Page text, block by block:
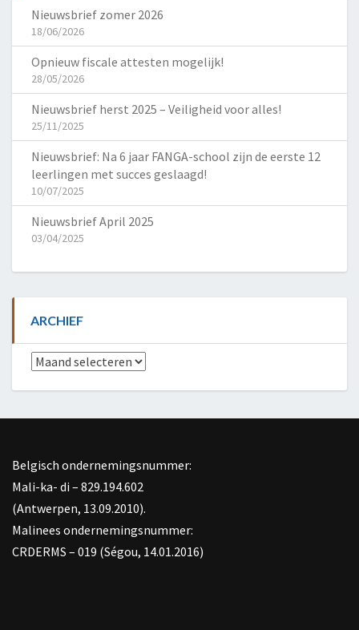
Nieuwsbrief zomer 2026
18/06/2026
Opnieuw fiscale attesten mogelijk!
28/05/2026
Nieuwsbrief herst 2025 – Veiligheid voor alles!
25/11/2025
Nieuwsbrief: Na 6 jaar FANGA-school zijn de eerste 12
leerlingen met succes geslaagd!
10/07/2025
Nieuwsbrief April 2025
03/04/2025
ARCHIEF
Archief
Belgisch ondernemingsnummer:
Mali-ka- di – 829.194.602
(Antwerpen, 13.09.2010).
Malinees ondernemingsnummer:
CRDERMS – 019 (Ségou, 14.01.2016)